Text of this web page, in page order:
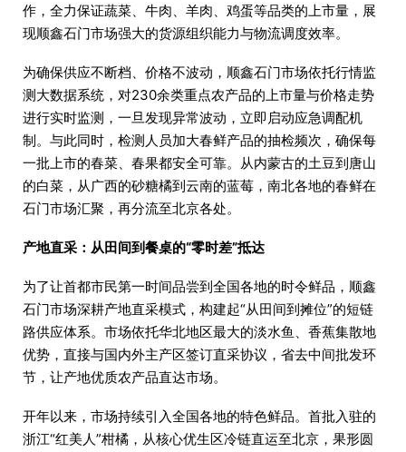
作，全力保证蔬菜、牛肉、羊肉、鸡蛋等品类的上市量，展
现顺鑫石门市场强大的货源组织能力与物流调度效率。
为确保供应不断档、价格不波动，顺鑫石门市场依托行情监
测大数据系统，对230余类重点农产品的上市量与价格走势
进行实时监测，一旦发现异常波动，立即启动应急调配机
制。与此同时，检测人员加大春鲜产品的抽检频次，确保每
一批上市的春菜、春果都安全可靠。从内蒙古的土豆到唐山
的白菜，从广西的砂糖橘到云南的蓝莓，南北各地的春鲜在
石门市场汇聚，再分流至北京各处。
产地直采：从田间到餐桌的“零时差”抵达
为了让首都市民第一时间品尝到全国各地的时令鲜品，顺鑫
石门市场深耕产地直采模式，构建起“从田间到摊位”的短链
路供应体系。市场依托华北地区最大的淡水鱼、香蕉集散地
优势，直接与国内外主产区签订直采协议，省去中间批发环
节，让产地优质农产品直达市场。
开年以来，市场持续引入全国各地的特色鲜品。首批入驻的
浙江“红美人”柑橘，从核心优生区冷链直运至北京，果形圆